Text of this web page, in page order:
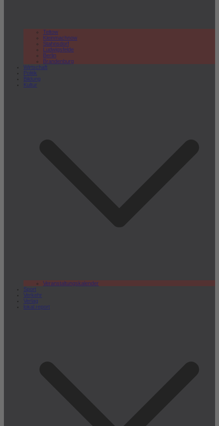
Teltow
Kleinmachnow
Stahnsdorf
Ludwigsfelde
Berlin
Brandenburg
Wirtschaft
Politik
Bildung
Kultur
Veranstaltungskalender
Sport
Verkehr
Verlag
lokal.report